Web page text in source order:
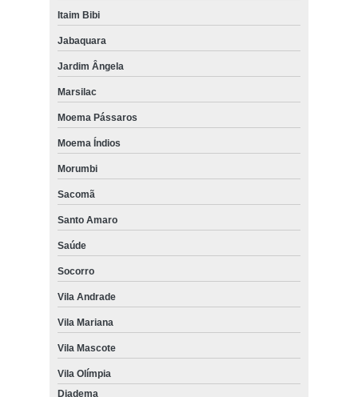
Itaim Bibi
Jabaquara
Jardim Ângela
Marsilac
Moema Pássaros
Moema Índios
Morumbi
Sacomã
Santo Amaro
Saúde
Socorro
Vila Andrade
Vila Mariana
Vila Mascote
Vila Olímpia
Diadema